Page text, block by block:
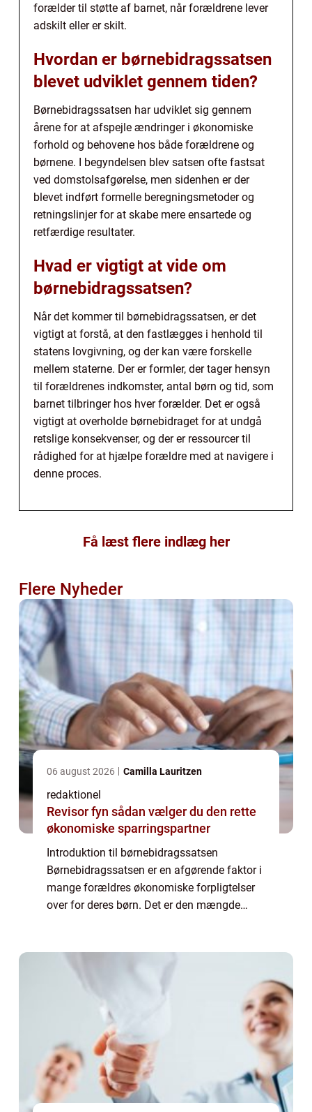
forælder til støtte af barnet, når forældrene lever
adskilt eller er skilt.
Hvordan er børnebidragssatsen
blevet udviklet gennem tiden?
Børnebidragssatsen har udviklet sig gennem
årene for at afspejle ændringer i økonomiske
forhold og behovene hos både forældrene og
børnene. I begyndelsen blev satsen ofte fastsat
ved domstolsafgørelse, men sidenhen er der
blevet indført formelle beregningsmetoder og
retningslinjer for at skabe mere ensartede og
retfærdige resultater.
Hvad er vigtigt at vide om
børnebidragssatsen?
Når det kommer til børnebidragssatsen, er det
vigtigt at forstå, at den fastlægges i henhold til
statens lovgivning, og der kan være forskelle
mellem staterne. Der er formler, der tager hensyn
til forældrenes indkomster, antal børn og tid, som
barnet tilbringer hos hver forælder. Det er også
vigtigt at overholde børnebidraget for at undgå
retslige konsekvenser, og der er ressourcer til
rådighed for at hjælpe forældre med at navigere i
denne proces.
Få læst flere indlæg her
Flere Nyheder
06 august 2026 Camilla Lauritzen
redaktionel
Revisor fyn sådan vælger du den rette
økonomiske sparringspartner
Introduktion til børnebidragssatsen
Børnebidragssatsen er en afgørende faktor i
mange forældres økonomiske forpligtelser
over for deres børn. Det er den mængde